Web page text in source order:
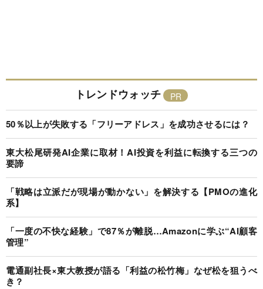
トレンドウォッチ
50％以上が失敗する「フリーアドレス」を成功させるには？
東大松尾研発AI企業に取材！AI投資を利益に転換する三つの
要諦
「戦略は立派だが現場が動かない」を解決する【PMOの進化
系】
「一度の不快な経験」で87％が離脱…Amazonに学ぶ“AI顧客
管理”
電通副社長×東大教授が語る「利益の松竹梅」なぜ松を狙うべ
き？